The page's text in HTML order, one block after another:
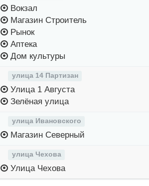
Вокзал
Магазин Строитель
Рынок
Аптека
Дом культуры
улица 14 Партизан
Улица 1 Августа
Зелёная улица
улица Ивановского
Магазин Северный
улица Чехова
Улица Чехова